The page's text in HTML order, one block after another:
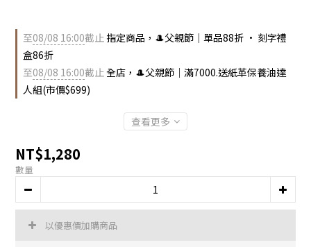
至08/08 16:00截止 指定商品，🎩父親節｜單品88折 • 刻字禮
盒86折
至08/08 16:00截止全店，🎩父親節｜滿7000.送紙革保養油達
人組(市價$699)
查看更多
NT$1,280
數量
以優惠價加購商品